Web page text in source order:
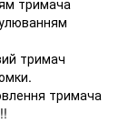
тримач
тримача